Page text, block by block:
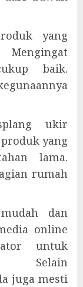
yang
Mengingat
baik.
ukir
yang
lama.
rumah
dan
online
untuk
Selain
juga mesti